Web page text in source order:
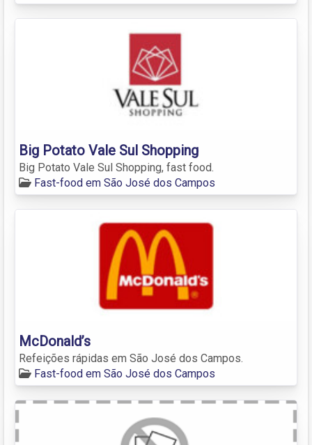
Big Potato Vale Sul Shopping
Big Potato Vale Sul Shopping, fast food.
Fast-food em São José dos Campos
McDonald’s
Refeições rápidas em São José dos Campos.
Fast-food em São José dos Campos